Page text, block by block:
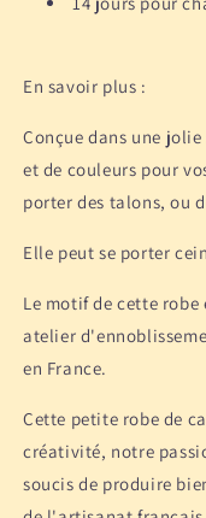
En savoir plus :
Conçue dans une
et de couleurs pour
porter des talons, ou
Elle peut se porter
Le motif de cette
atelier
en France.
Cette petite robe de
créativité, notre
soucis de produire